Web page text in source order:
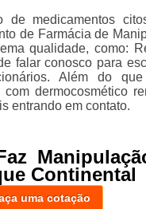
medicamentos
de Farmácia de
qualidade, como:
falar conosco para
Além do
dermocosmético
entrando em contato.
Continental
uma cotação